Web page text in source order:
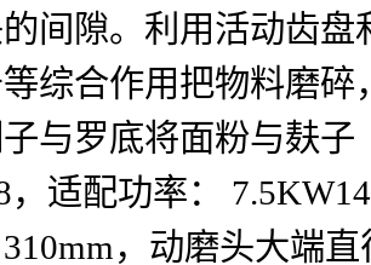
间隙。利用活动齿
综合作用把物料磨
与罗底将面粉与麸
，适配功率：
310mm ，动磨头大端直